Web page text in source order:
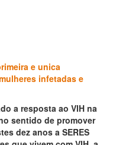
e unica
infetadas e
a resposta ao VIH na
sentido de promover
dez anos a SERES